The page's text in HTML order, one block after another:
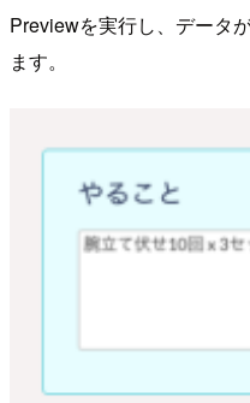
Previewを実行し、データ
ます。